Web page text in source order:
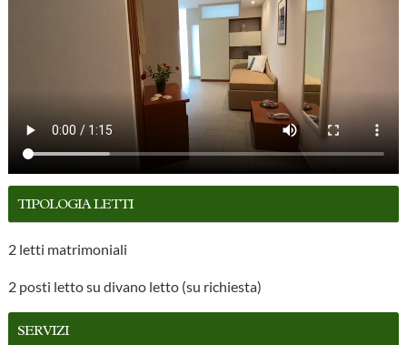
TIPOLOGIA LETTI
2 letti matrimoniali
2 posti letto su divano letto (su richiesta)
SERVIZI